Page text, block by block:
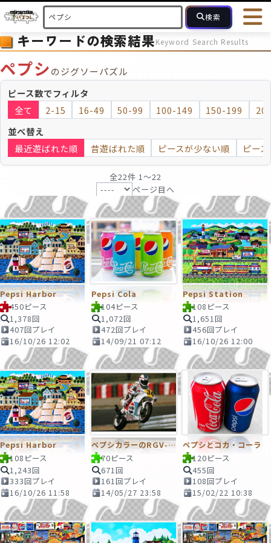
検索
HOME 会員登録
ログイン
ヘルプ
最近投稿され
ピース数 2～15 16～49 50～99 100
モザイク モザイクのみ
キーワードの検索結果Keyword Search Results
ペプシのジグソーパズル
ピース数でフィルタ
全て
2-15 16-49 50-99 100-149 150-199
並べ替え
最近遊ばれた順
昔遊ばれた順 ピースが少ない順 ピー
全22件 1〜22
ページ目へ
Pepsi Harbor
450ピース
1,378回
407回プレイ
16/10/26 12:02
Pepsi Cola
104ピース
1,072回
472回プレイ
14/09/21 07:12
Pepsi Station
108ピース
1,651回
456回プレイ
16/10/26 12:00
Pepsi Harbor
108ピース
1,243回
333回プレイ
16/10/26 11:58
ペプシカラーのRGV-Γ
70ピース
671回
161回プレイ
14/05/27 23:58
ペプシとコカ・コーラ
120ピース
455回
108回プレイ
15/02/22 10:38